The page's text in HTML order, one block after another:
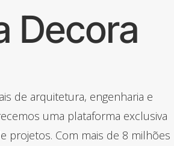
Decora
de arquitetura, engenharia e
uma plataforma exclusiva
projetos. Com mais de 8 milhões